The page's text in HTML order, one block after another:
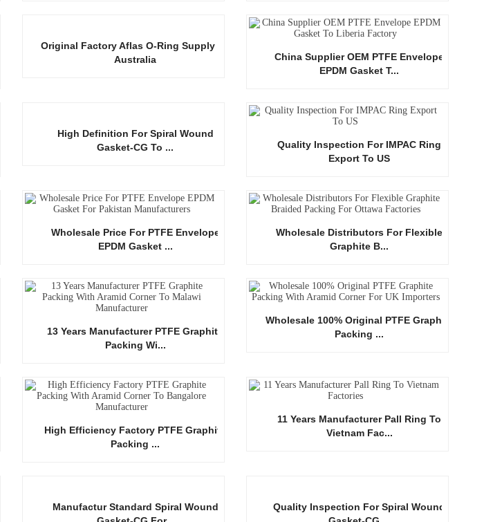
Original Factory Aflas O-Ring Supply To
Australia
China Supplier OEM PTFE Envelope
EPDM Gasket T...
High Definition For Spiral Wound
Gasket-CG To ...
Quality Inspection For IMPAC Ring
Export To US
Wholesale Price For PTFE Envelope
EPDM Gasket ...
Wholesale Distributors For Flexible
Graphite B...
13 Years Manufacturer PTFE Graphite
Packing Wi...
Wholesale 100% Original PTFE Graphite
Packing ...
High Efficiency Factory PTFE Graphite
Packing ...
11 Years Manufacturer Pall Ring To
Vietnam Fac...
Manufactur Standard Spiral Wound
Quality Inspection For Spiral Wound